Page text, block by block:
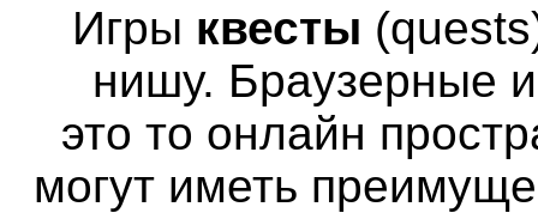
Игры квесты
нишу. Браузерные
это то онлайн
могут иметь